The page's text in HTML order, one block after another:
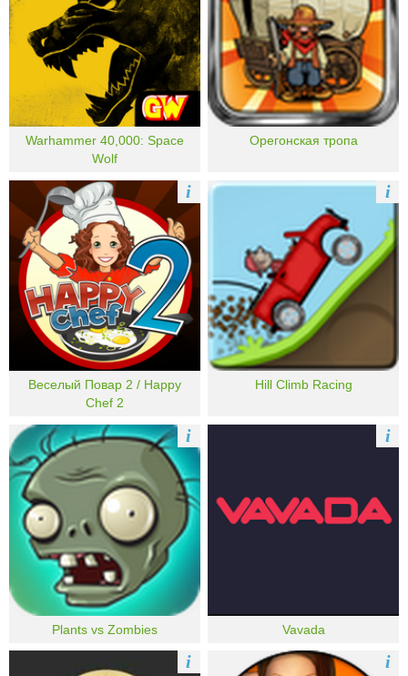
Warhammer 40,000: Space
Wolf
Орегонская тропа
Веселый Повар 2 / Happy
Chef 2
i
Hill Climb Racing
i
Plants vs Zombies
i
Vavada
i
i i